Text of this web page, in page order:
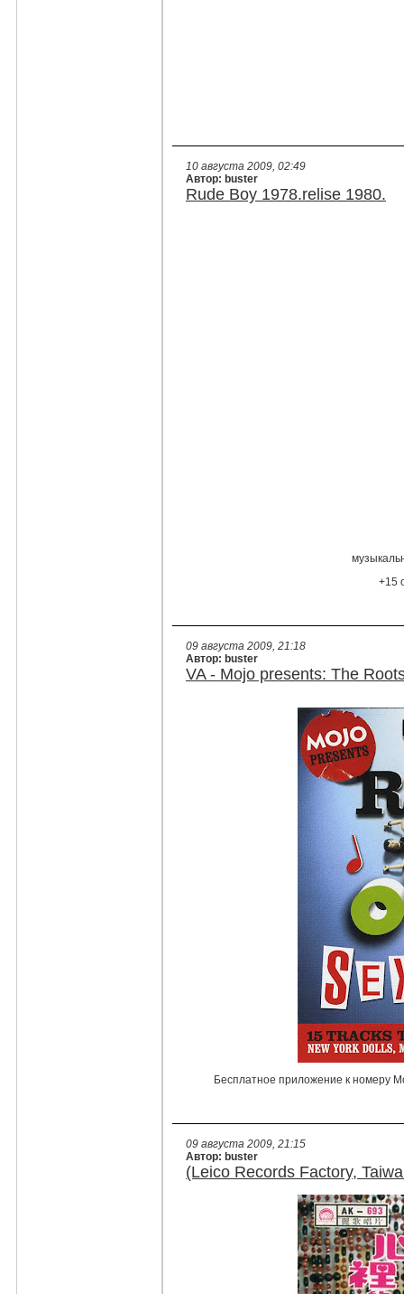
10 августа 2009, 02:49
Автор: buster
Rude Boy 1978.relise 1980.
+15
09 августа 2009, 21:18
Автор: buster
VA - Mojo presents: The
Бесплатное приложение к номеру
09 августа 2009, 21:15
Автор: buster
(Leico Records Factory,